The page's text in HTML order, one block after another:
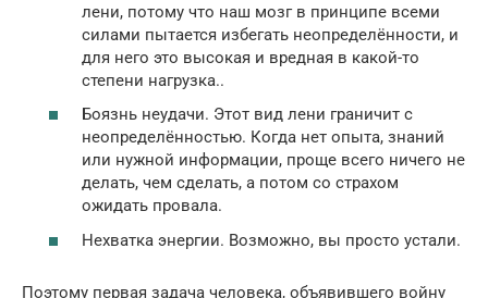
лени, потому что наш мозг в принципе всеми
силами пытается избегать неопределённости, и
для него это высокая и вредная в какой-то
степени нагрузка..
Боязнь неудачи. Этот вид лени граничит с
неопределённостью. Когда нет опыта, знаний
или нужной информации, проще всего ничего не
делать, чем сделать, а потом со страхом
ожидать провала.
Нехватка энергии. Возможно, вы просто устали.
Поэтому первая задача человека, объявившего войну